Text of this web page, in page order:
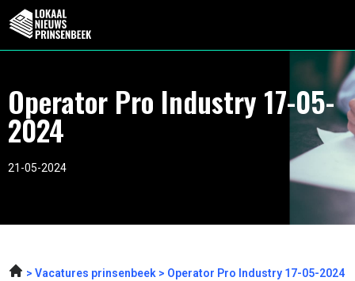
Operator Pro Industry 17-05-
2024
21-05-2024
Vacatures prinsenbeek Operator Pro Industry 17-05-2024